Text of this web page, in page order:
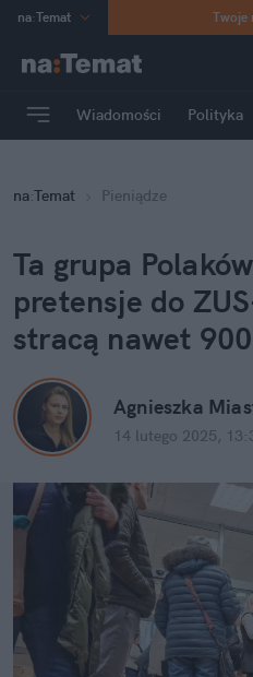
na:Temat
Poland
mama
Rozrywka
Twoje
Wiadomości Polityka
na:Temat Pieniądze
Ta grupa
pretensje do
stracą nawet 900
Agnieszka
14 lutego 2025,